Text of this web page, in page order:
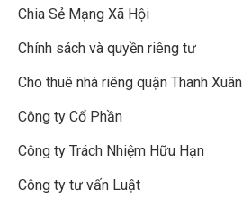
Chia Sẻ Mạng Xã Hội
Chính sách và quyền riêng tư
Cho thuê nhà riêng quận Thanh Xuân
Công ty Cổ Phần
Công ty Trách Nhiệm Hữu Hạn
Công ty tư vấn Luật